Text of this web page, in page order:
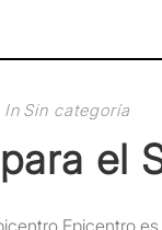
In Sin categoría
el
Epicentro